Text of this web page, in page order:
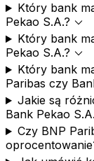
Który bank
Pekao S.A.? expand_more
Który bank
Pekao S.A.? expand_more
Który bank
Paribas czy
Jakie są
Bank Pekao
Czy BNP